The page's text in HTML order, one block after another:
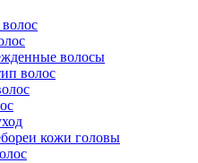
волосы
волос
кожи головы